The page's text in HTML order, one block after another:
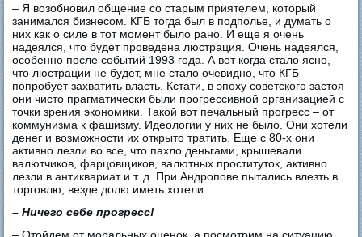
– Я возобновил общение со старым приятелем, который
занимался бизнесом. КГБ тогда был в подполье, и думать о
них как о силе в тот момент было рано. И еще я очень
надеялся, что будет проведена люстрация. Очень надеялся,
особенно после событий 1993 года. А вот когда стало ясно,
что люстрации не будет, мне стало очевидно, что КГБ
попробует захватить власть. Кстати, в эпоху советского застоя
они чисто прагматически были прогрессивной организацией с
точки зрения экономики. Такой вот печальный прогресс – от
коммунизма к фашизму. Идеологии у них не было. Они хотели
денег и возможности их открыто тратить. Еще с 80-х они
активно лезли во все, что пахло деньгами, крышевали
валютчиков, фарцовщиков, валютных проституток, активно
лезли в антиквариат и т. д. При Андропове пытались влезть в
торговлю, везде долю иметь хотели.
– Ничего себе прогресс!
– Отойдем от моральных оценок, а посмотрим на ситуацию